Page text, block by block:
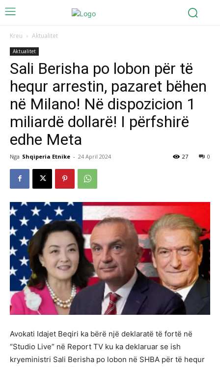
Kreu Aktualitet
Aktualitet
Sali Berisha po lobon për të
hequr arrestin, pazaret bëhen
në Milano! Në dispozicion 1
miliardë dollarë! I përfshirë
edhe Meta
Nga Shqiperia Etnike - 24 April 2024 0
27
Avokati Idajet Beqiri ka bërë një deklaratë të fortë në
“Studio Live” në Report TV ku ka deklaruar se ish
kryeministri Sali Berisha po lobon në SHBA për të hequr